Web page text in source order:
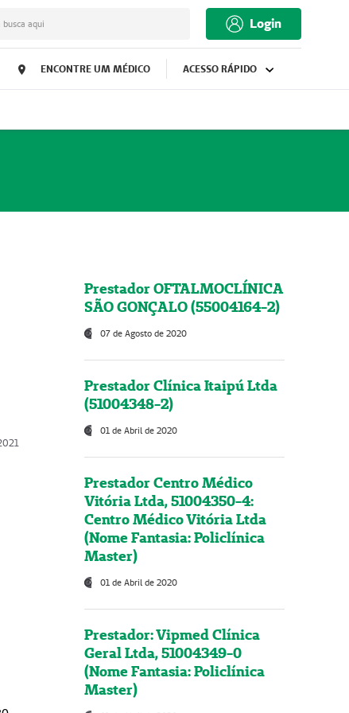
busca aqui Login
ENCONTRE UM MÉDICO ACESSO RÁPIDO
Prestador OFTALMOCLÍNICA
SÃO GONÇALO (55004164-2)
07 de Agosto de 2020
Prestador Clínica Itaipú Ltda
(51004348-2)
01 de Abril de 2020
Prestador Centro Médico
Vitória Ltda, 51004350-4:
Centro Médico Vitória Ltda
(Nome Fantasia: Policlínica
Master)
01 de Abril de 2020
Prestador: Vipmed Clínica
Geral Ltda, 51004349-0
(Nome Fantasia: Policlínica
Master)